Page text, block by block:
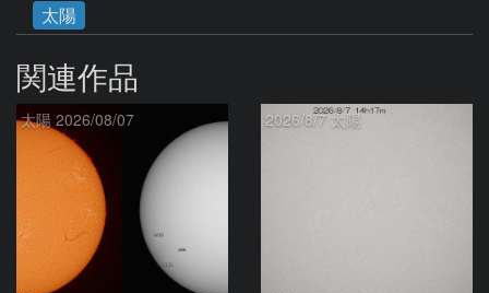
太陽
関連作品
太陽 2026/08/07 2026/8/7 太陽